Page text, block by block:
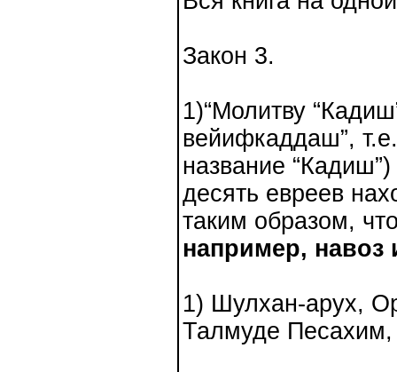
Закон 3.
1)“Молитву
вейифкаддаш”,
название
десять евреев
таким образом,
например, навоз
1) Шулхан-арух,
Талмуде